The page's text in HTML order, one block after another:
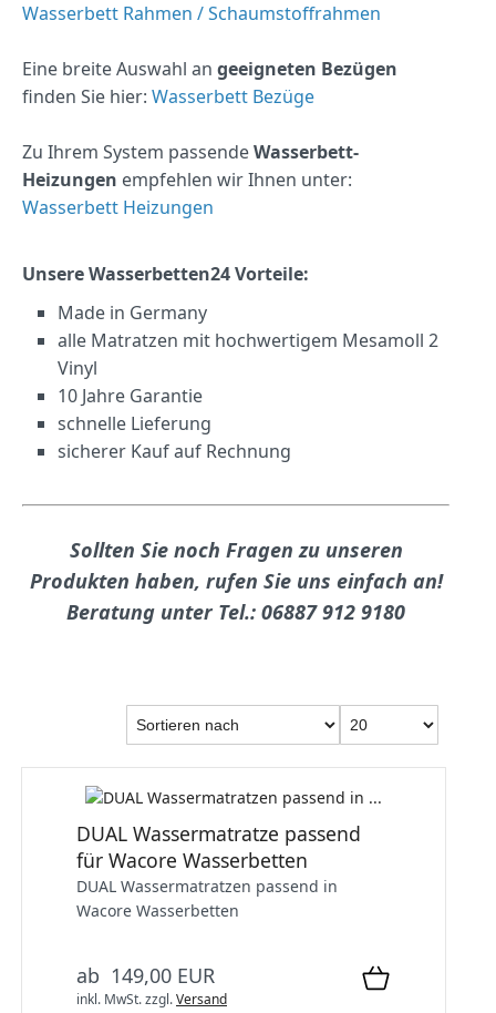
Wasserbett Rahmen / Schaumstoffrahmen
Eine breite Auswahl an geeigneten Bezügen
finden Sie hier: Wasserbett Bezüge
Zu Ihrem System passendeWasserbett-
Heizungen empfehlen wir Ihnen unter:
Wasserbett Heizungen
Unsere Wasserbetten24 Vorteile:
Made in Germany
alle Matratzen mit hochwertigem Mesamoll 2
Vinyl
10 Jahre Garantie
schnelle Lieferung
sicherer Kauf auf Rechnung
Sollten Sie noch Fragen zu unseren
Produkten haben, rufen Sie uns einfach an!
Beratung unter Tel.: 06887 912 9180
DUAL Wassermatratze passend
für Wacore Wasserbetten
DUAL Wassermatratzen passend in
Wacore Wasserbetten
ab 149,00 EUR
inkl. MwSt.zzgl.Versand